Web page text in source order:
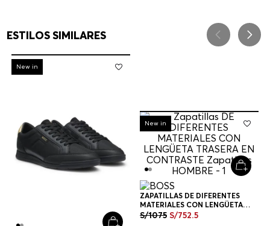
ESTILOS SIMILARES
-30%
New in
-30%
New in
ZAPATILLAS DE DIFERENTES
MATERIALES CON LENGÜETA
TRASERA EN CONTRASTE
ZAPATILLAS HOMBRE
S/1075 S/752.5